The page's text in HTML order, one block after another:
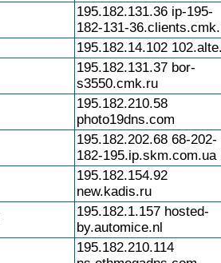
195.182.131.36 ip-195-
182-131-
195.182.14.102
195.182.131.37 bor-
s3550.cmk.ru
195.182.210.58
photo19dns.com
195.182.202.68 68-202-
182-195.ip.skm.com.ua
195.182.154.92
new.kadis.ru
195.182.1.157 hosted-
by.automice.nl
195.182.210.114